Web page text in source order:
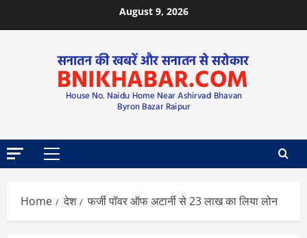
August 9, 2026
Home देश फर्जी पॉवर ऑफ अटार्नी से 23 लाख का लिया लोन